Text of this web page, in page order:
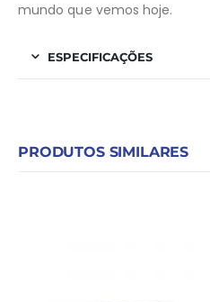
mundo que vemos hoje.
ESPECIFICAÇÕES
PRODUTOS SIMILARES